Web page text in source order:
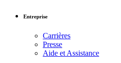
Entreprise
Carrières
Presse
Aide et Assistance